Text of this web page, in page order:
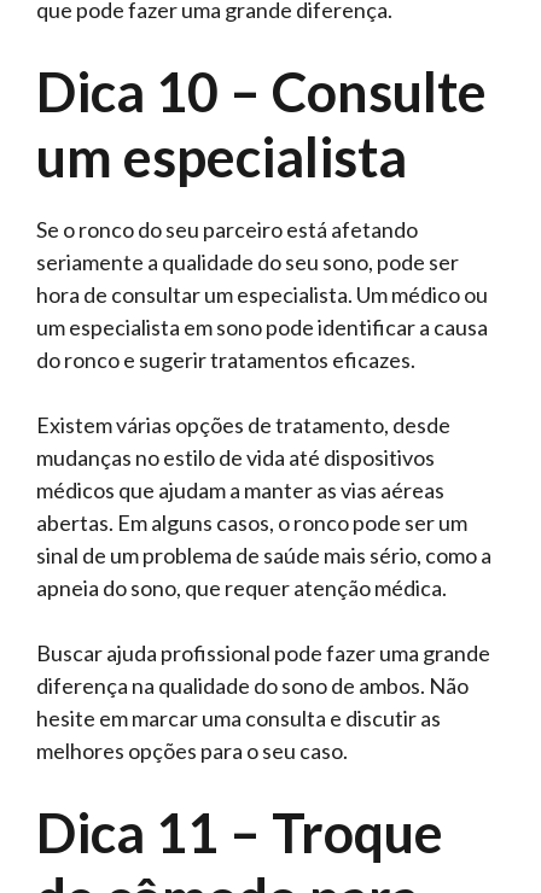
que pode fazer uma grande diferença.
Dica 10 – Consulte
um especialista
Se o ronco do seu parceiro está afetando
seriamente a qualidade do seu sono, pode ser
hora de consultar um especialista. Um médico ou
um especialista em sono pode identificar a causa
do ronco e sugerir tratamentos eficazes.
Existem várias opções de tratamento, desde
mudanças no estilo de vida até dispositivos
médicos que ajudam a manter as vias aéreas
abertas. Em alguns casos, o ronco pode ser um
sinal de um problema de saúde mais sério, como a
apneia do sono, que requer atenção médica.
Buscar ajuda profissional pode fazer uma grande
diferença na qualidade do sono de ambos. Não
hesite em marcar uma consulta e discutir as
melhores opções para o seu caso.
Dica 11 – Troque